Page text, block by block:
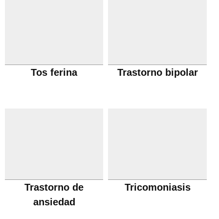
Tos ferina Trastorno bipolar
Trastorno de
ansiedad
Tricomoniasis